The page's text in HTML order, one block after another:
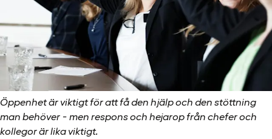
Öppenhet är viktigt för att få den hjälp och den stöttning
man behöver - men respons och hejarop från chefer och
kollegor är lika viktigt.